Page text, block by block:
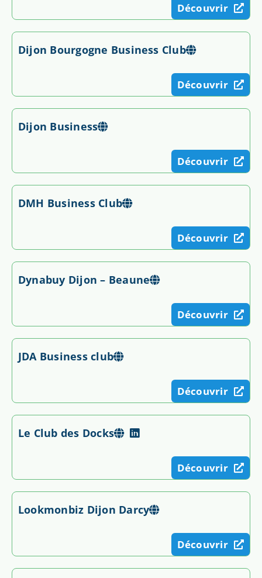
Découvrir
Dijon Bourgogne Business Club
Découvrir
Dijon Business
Découvrir
DMH Business Club
Découvrir
Dynabuy Dijon – Beaune
Découvrir
JDA Business club
Découvrir
Le Club des Docks
Découvrir
Lookmonbiz Dijon Darcy
Découvrir